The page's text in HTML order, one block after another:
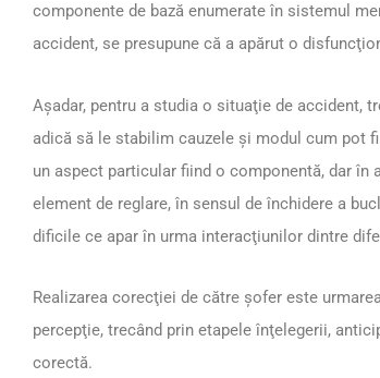
componente de bază enumerate în sistemul
accident, se presupune că a apărut o
Aşadar, pentru a studia o situaţie de accident,
adică să le stabilim cauzele şi modul cum pot
un aspect particular fiind o componentă, dar
element de reglare, în sensul de închidere a
dificile ce apar în urma interacţiunilor dintre
Realizarea corecţiei de către şofer este
percepţie, trecând prin etapele înţelegerii,
corectă.